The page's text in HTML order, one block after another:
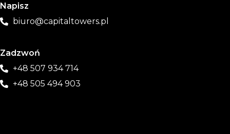
Napisz
biuro@capitaltowers.pl
Zadzwoń
+48 507 934 714
+48 505 494 903